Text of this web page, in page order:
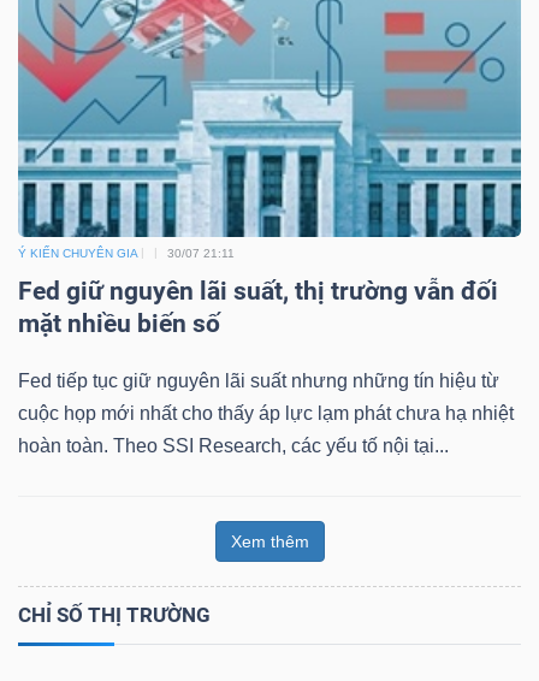
Ý KIẾN CHUYÊN GIA 30/07 21:11
Fed giữ nguyên lãi suất, thị trường vẫn đối
mặt nhiều biến số
Fed tiếp tục giữ nguyên lãi suất nhưng những tín hiệu từ
cuộc họp mới nhất cho thấy áp lực lạm phát chưa hạ nhiệt
hoàn toàn. Theo SSI Research, các yếu tố nội tại...
Xem thêm
CHỈ SỐ THỊ TRƯỜNG